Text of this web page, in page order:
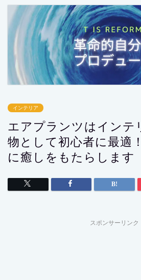
インテリア
エアプランツはインテ
物として初心者に最適
に癒しをもたらします
スポンサーリンク